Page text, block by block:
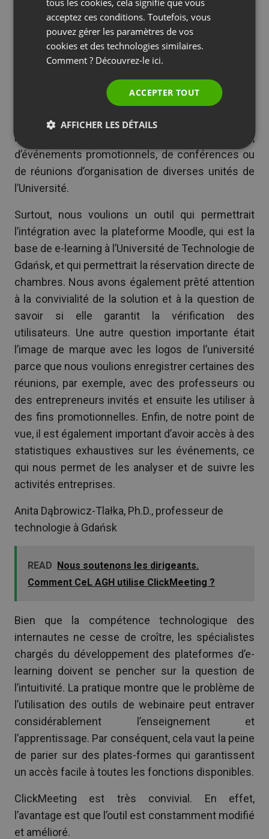
La plateforme ClickMeeting a permis à l’Université
de créer facilement des cours sous la forme de
webinaires interactifs. En outre, des événements
essentielles pour Gdańsk Tech, y compris
l’organisation de conférences ouvertes, de
réunions avec des entrepreneurs et des
institutions coopérant avec l’Université,
d’événements promotionnels, de conférences ou
de réunions d’organisation de diverses unités de
l’Université.
Surtout, nous voulions un outil qui permettrait
l’intégration avec la plateforme Moodle, qui est la
base de e-learning à l’Université de Technologie de
Gdańsk, et qui permettrait la réservation directe de
chambres. Nous avons également prêté attention
à la convivialité de la solution et à la question de
savoir si elle garantit la vérification des
utilisateurs. Une autre question importante était
l’image de marque avec les logos de l’université
parce que nous voulions enregistrer certaines des
réunions, par exemple, avec des professeurs ou
des entrepreneurs invités et ensuite les utiliser à
des fins promotionnelles. Enfin, de notre point de
vue, il est également important d’avoir accès à des
statistiques exhaustives sur les événements, ce
qui nous permet de les analyser et de suivre les
activités entreprises.
Anita Dąbrowicz-Tlałka, Ph.D., professeur de
technologie à Gdańsk
READ Nous soutenons les dirigeants.
Comment CeL AGH utilise ClickMeeting ?
Bien que la compétence technologique des
internautes ne cesse de croître, les spécialistes
chargés du développement des plateformes d’e-
learning doivent se pencher sur la question de
l’intuitivité. La pratique montre que le problème de
l’utilisation des outils de webinaire peut entraver
considérablement l’enseignement et
l’apprentissage. Par conséquent, cela vaut la peine
de parier sur des plates-formes qui garantissent
un accès facile à toutes les fonctions disponibles.
ClickMeeting est très convivial. En effet,
l’avantage est que l’outil est constamment modifié
et amélioré.
PORTUGUESE
tous les cookies, cela signifie que vous
acceptez ces conditions. Toutefois, vous
pouvez gérer les paramètres de vos
cookies et des technologies similaires.
Comment ? Découvrez-le ici.
ACCEPTER TOUT
AFFICHER LES DÉTAILS